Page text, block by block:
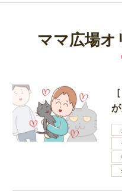
ママ広場